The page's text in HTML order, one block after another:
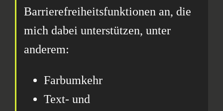
Barrierefreiheitsfunktionen an, die
mich dabei unterstützen, unter
anderem:
Farbumkehr
Text- und